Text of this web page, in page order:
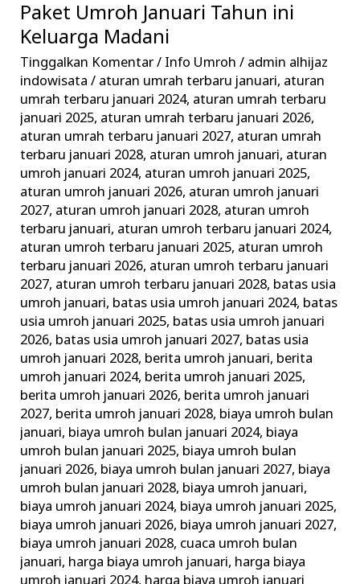
Paket Umroh Januari Tahun ini
Keluarga Madani
Tinggalkan Komentar/ Info Umroh / admin alhijaz
indowisata/ aturan umrah terbaru januari, aturan
umrah terbaru januari 2024, aturan umrah terbaru
januari 2025, aturan umrah terbaru januari 2026,
aturan umrah terbaru januari 2027, aturan umrah
terbaru januari 2028, aturan umroh januari, aturan
umroh januari 2024, aturan umroh januari 2025,
aturan umroh januari 2026, aturan umroh januari
2027, aturan umroh januari 2028, aturan umroh
terbaru januari, aturan umroh terbaru januari 2024,
aturan umroh terbaru januari 2025, aturan umroh
terbaru januari 2026, aturan umroh terbaru januari
2027, aturan umroh terbaru januari 2028, batas usia
umroh januari, batas usia umroh januari 2024, batas
usia umroh januari 2025, batas usia umroh januari
2026, batas usia umroh januari 2027, batas usia
umroh januari 2028, berita umroh januari, berita
umroh januari 2024, berita umroh januari 2025,
berita umroh januari 2026, berita umroh januari
2027, berita umroh januari 2028, biaya umroh bulan
januari, biaya umroh bulan januari 2024, biaya
umroh bulan januari 2025, biaya umroh bulan
januari 2026, biaya umroh bulan januari 2027, biaya
umroh bulan januari 2028, biaya umroh januari,
biaya umroh januari 2024, biaya umroh januari 2025,
biaya umroh januari 2026, biaya umroh januari 2027,
biaya umroh januari 2028, cuaca umroh bulan
januari, harga biaya umroh januari, harga biaya
Paket
Umroh
Januari
Tahun
ini
Keluarga
Madani